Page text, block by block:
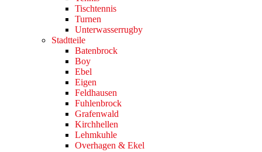
Tischtennis
Turnen
Unterwasserrugby
Stadtteile
Batenbrock
Boy
Ebel
Eigen
Feldhausen
Fuhlenbrock
Grafenwald
Kirchhellen
Lehmkuhle
Overhagen & Ekel